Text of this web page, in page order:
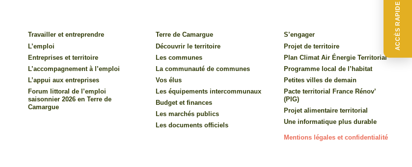
ACCÈS RAPIDE
Travailler et entreprendre
L’emploi
Entreprises et territoire
L’accompagnement à l’emploi
L’appui aux entreprises
Forum littoral de l’emploi
saisonnier 2026 en Terre de
Camargue
Terre de Camargue
Découvrir le territoire
Les communes
La communauté de communes
Vos élus
Les équipements intercommunaux
Budget et finances
Les marchés publics
Les documents officiels
S’engager
Projet de territoire
Plan Climat Air Énergie Territorial
Programme local de l’habitat
Petites villes de demain
Pacte territorial France Rénov’
(PIG)
Projet alimentaire territorial
Une informatique plus durable
Mentions légales et confidentialité